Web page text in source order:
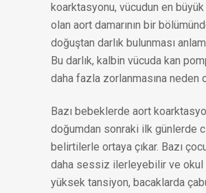
koarktasyonu, vücudun en büyük
olan aort damarının bir
doğuştan darlık bulunması
Bu darlık, kalbin vücuda kan
daha fazla zorlanmasına neden
Bazı bebeklerde aort
doğumdan sonraki ilk günlerde
belirtilerle ortaya çıkar. Bazı
daha sessiz ilerleyebilir ve okul
yüksek tansiyon, bacaklarda